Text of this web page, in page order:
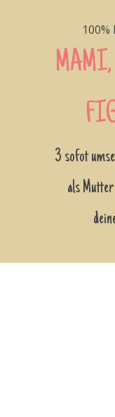
3 sofot
als